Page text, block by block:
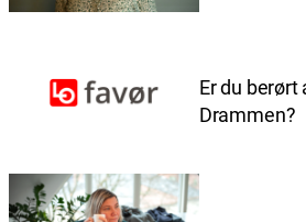
Er du berørt
Drammen?